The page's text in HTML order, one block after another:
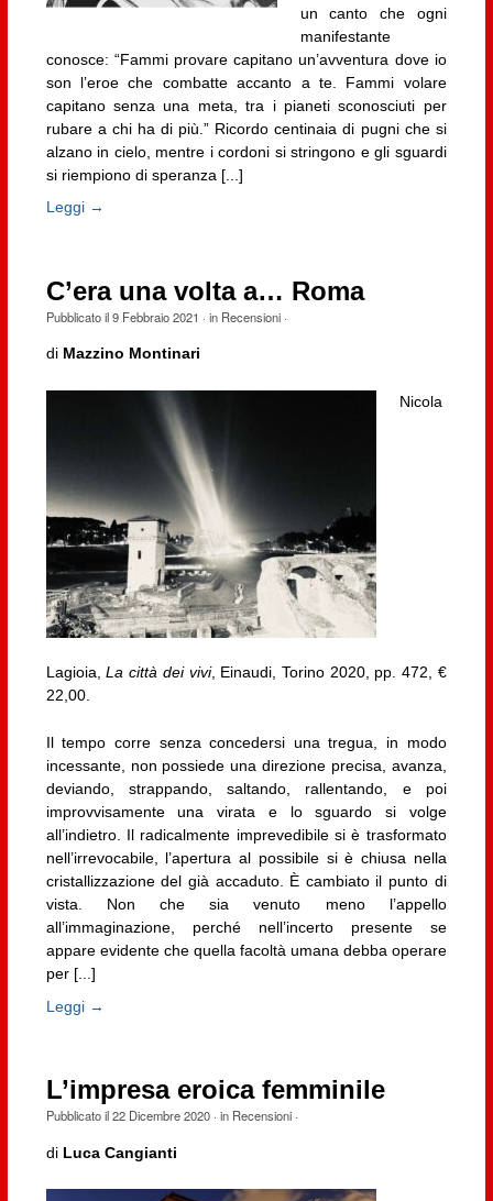
un canto che ogni
manifestante
conosce: “Fammi provare capitano un’avventura dove io
son l’eroe che combatte accanto a te. Fammi volare
capitano senza una meta, tra i pianeti sconosciuti per
rubare a chi ha di più.” Ricordo centinaia di pugni che si
alzano in cielo, mentre i cordoni si stringono e gli sguardi
si riempiono di speranza [...]
Leggi →
C’era una volta a… Roma
Pubblicato il9 Febbraio 2021 · in Recensioni·
di Mazzino Montinari
Nicola
Lagioia,La città dei vivi, Einaudi, Torino 2020, pp. 472, €
22,00.
Il tempo corre senza concedersi una tregua, in modo
incessante, non possiede una direzione precisa, avanza,
deviando, strappando, saltando, rallentando, e poi
improvvisamente una virata e lo sguardo si volge
all’indietro. Il radicalmente imprevedibile si è trasformato
nell’irrevocabile, l’apertura al possibile si è chiusa nella
cristallizzazione del già accaduto. È cambiato il punto di
vista. Non che sia venuto meno l’appello
all’immaginazione, perché nell’incerto presente se
appare evidente che quella facoltà umana debba operare
per [...]
Leggi →
L’impresa eroica femminile
Pubblicato il22 Dicembre 2020· in Recensioni·
di Luca Cangianti